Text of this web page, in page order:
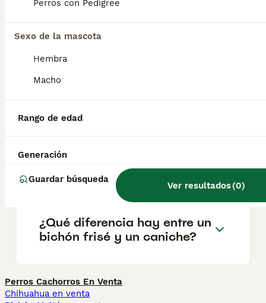
Perros con Pedigree
Sexo de la mascota
Hembra
Macho
Rango de edad
Generación
Guardar búsqueda
Ver resultados(0)
Informarse bien y comparar opciones antes
decisión.
bichón frisé a ir al baño?
¿Cómo saber si mi perro es
bichón frisé?
¿Qué diferencia hay entre un
bichón frisé y un caniche?
Perros Cachorros En Venta
Chihuahua en venta